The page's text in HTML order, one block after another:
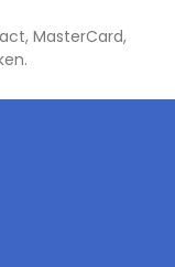
MasterCard,